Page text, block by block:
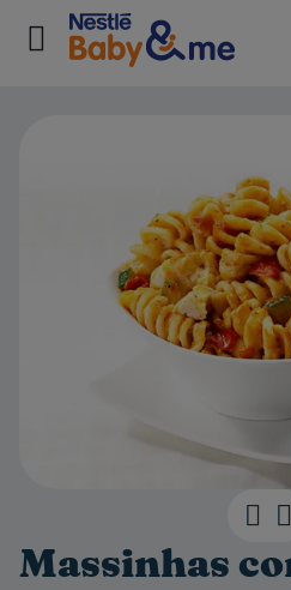
Massinhas